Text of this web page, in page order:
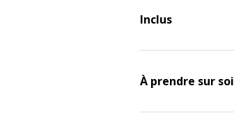
Inclus
À prendre sur soi